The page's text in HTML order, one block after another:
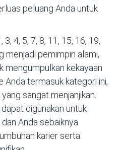
peluang Anda untuk
4, 5, 7, 8, 11, 15, 16, 19,
menjadi pemimpin alami,
mengumpulkan kekayaan
Anda termasuk kategori ini,
sangat menjanjikan.
digunakan untuk
Anda sebaiknya
karier serta